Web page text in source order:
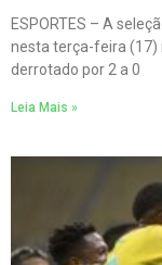
ESPORTES – A
nesta terça-feira (17)
derrotado por 2 a 0
Leia Mais »